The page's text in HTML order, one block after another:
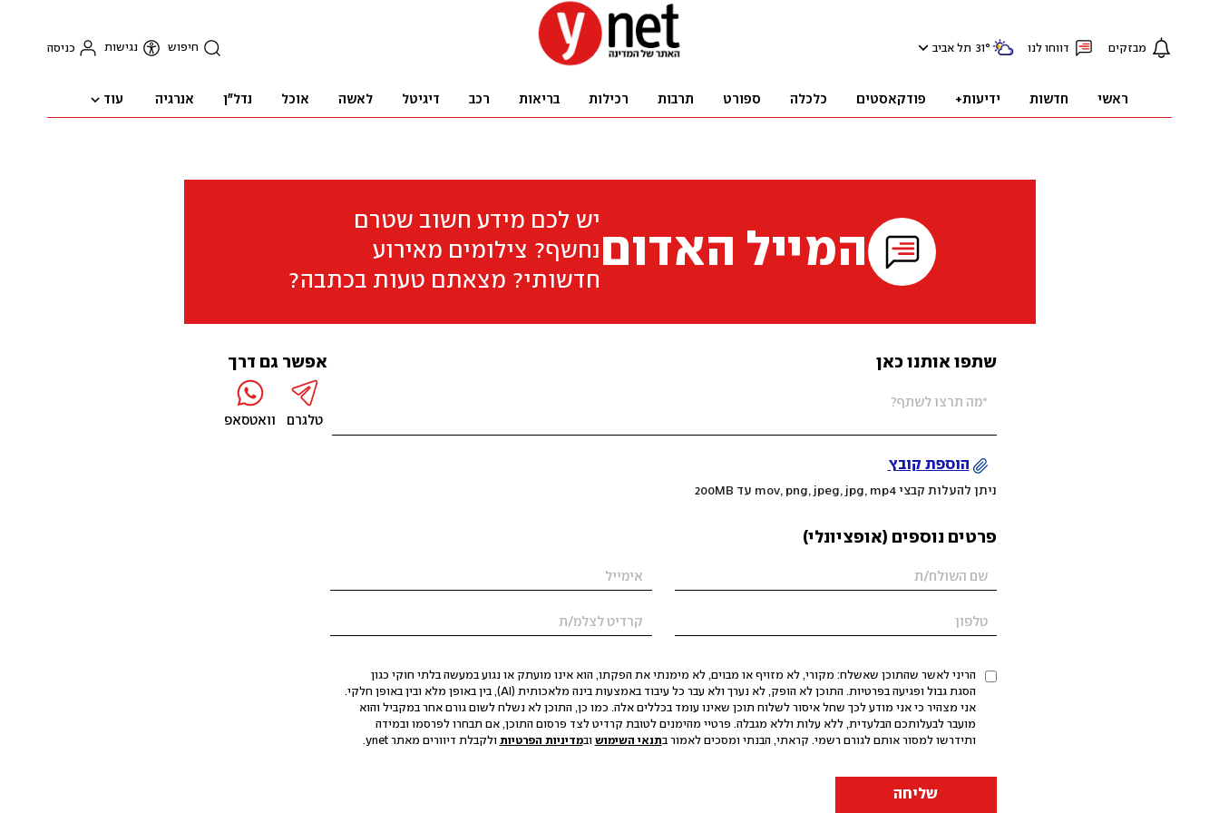
מבזקים דווחו לנו 31° תל אביב חיפוש נגישות כניסה
ראשי חדשות ידיעות+ פודקאסטים כלכלה ספורט תרבות רכילות בריאות רכב דיגיטל לאשה אוכל נדל"ן אנרגיה עוד
המייל האדום
יש לכם מידע חשוב שטרם
נחשף? צילומים מאירוע
חדשותי? מצאתם טעות בכתבה?
שתפו אותנו כאן
הוספת קובץ
ניתן להעלות קבצי mov, png, jpeg, jpg, mp4 עד 200MB
פרטים נוספים (אופציונלי)
הריני לאשר שהתוכן שאשלח: מקורי, לא מזויף או מבוים, לא מימנתי את הפקתו, הוא אינו מועתק או נגוע במעשה בלתי חוקי כגון
הסגת גבול ופגיעה בפרטיות. התוכן לא הופק, לא נערך ולא עבר כל עיבוד באמצעות בינה מלאכותית (AI), בין באופן מלא ובין באופן חלקי.
אני מצהיר כי אני מודע לכך שחל איסור לשלוח תוכן שאינו עומד בכללים אלה. כמו כן, התוכן לא נשלח לשום גורם אחר במקביל והוא
מועבר לבעלותכם הבלעדית, ללא עלות וללא מגבלה. פרטיי מהימנים לטובת קרדיט לצד פרסום התוכן, אם תבחרו לפרסמו ובמידה
ותידרשו למסור אותם לגורם רשמי. קראתי, הבנתי ומסכים לאמור בתנאי השימוש ובמדיניות הפרטיות ולקבלת דיוורים מאתר ynet.
שליחה
אפשר גם דרך
טלגרם וואטסאפ